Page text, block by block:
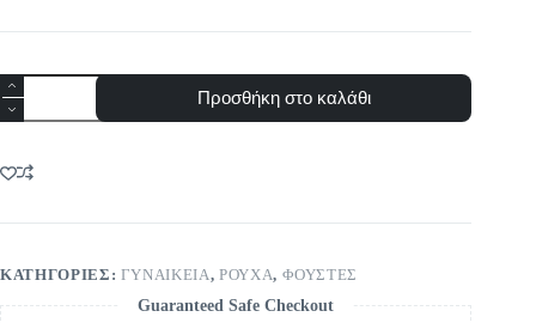
Φούστα
σατέν
midi.
Προσθήκη στο καλάθι
ΚΑΤΗΓΟΡΊΕΣ: ΓΥΝΑΙΚΕΙΑ, ΡΟΥΧΑ, ΦΟΥΣΤΕΣ
Guaranteed Safe Checkout